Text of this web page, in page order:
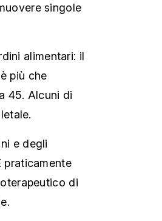
singole
alimentari: il
più che
45. Alcuni di
e degli
praticamente
di